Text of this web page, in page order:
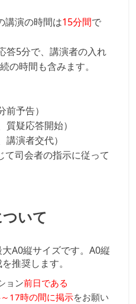
講演の時間は15分間で
答5分で、講演者の入れ
の時間も含みます。
前予告）
質疑応答開始）
講演者交代）
て司会者の指示に従って
いて
A0縦サイズです。A0縦
推奨します。
ョン前日である
17時の間に掲示をお願い